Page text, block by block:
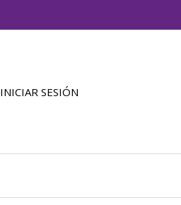
INICIAR SESIÓN